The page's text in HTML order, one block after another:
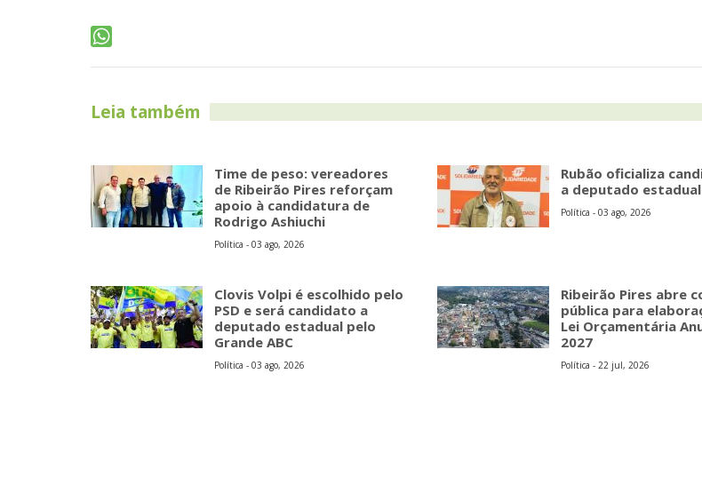
Leia também
Time de peso: vereadores
de Ribeirão Pires reforçam
apoio à candidatura de
Rodrigo Ashiuchi
Política - 03 ago, 2026
Rubão oficializa
a deputado estadual
Política - 03 ago, 2026
Clovis Volpi é escolhido pelo
PSD e será candidato a
deputado estadual pelo
Grande ABC
Política - 03 ago, 2026
Ribeirão Pires abre
pública para
Lei Orçamentária
2027
Política - 22 jul, 2026